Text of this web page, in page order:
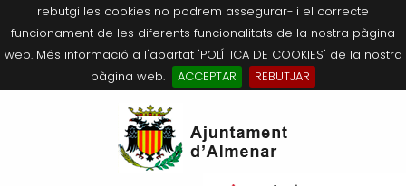
rebutgi les cookies no podrem assegurar-li el correcte
funcionament de les diferents funcionalitats de la nostra pàgina
web. Més informació a l'apartat "POLÍTICA DE COOKIES" de la nostra
pàgina web.
ACCEPTAR
REBUTJAR
Salutació de l’Alcaldessa
Composició Consistori
Agricultura, Ramaderia i Medi
Què és la Seu Electrònica?
Últimes publicacions